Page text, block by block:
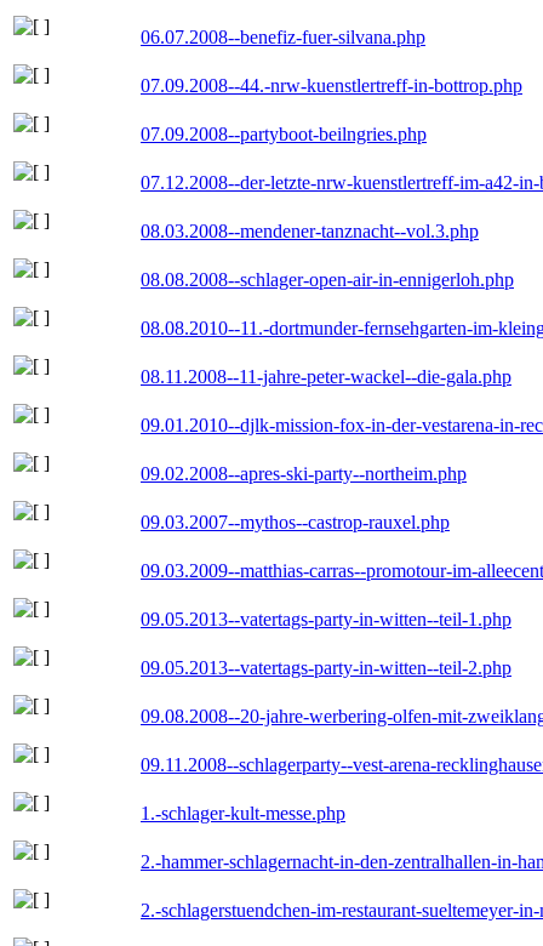
06.07.2008--benefiz-fuer-silvana.php
07.09.2008--44.-nrw-kuenstlertreff-in-bottrop.php
07.09.2008--partyboot-beilngries.php
07.12.2008--der-letzte-nrw-kuenstlertreff-im-a42-
08.03.2008--mendener-tanznacht--vol.3.php
08.08.2008--schlager-open-air-in-ennigerloh.php
08.08.2010--11.-dortmunder-fernsehgarten-im-
08.11.2008--11-jahre-peter-wackel--die-gala.php
09.01.2010--djlk-mission-fox-in-der-vestarena-in-
09.02.2008--apres-ski-party--northeim.php
09.03.2007--mythos--castrop-rauxel.php
09.03.2009--matthias-carras--promotour-im-
09.05.2013--vatertags-party-in-witten--teil-1.php
09.05.2013--vatertags-party-in-witten--teil-2.php
09.08.2008--20-jahre-werbering-olfen-mit-
09.11.2008--schlagerparty--vest-arena-
1.-schlager-kult-messe.php
2.-hammer-schlagernacht-in-den-zentralhallen-in-
2.-schlagerstuendchen-im-restaurant-sueltemeyer-